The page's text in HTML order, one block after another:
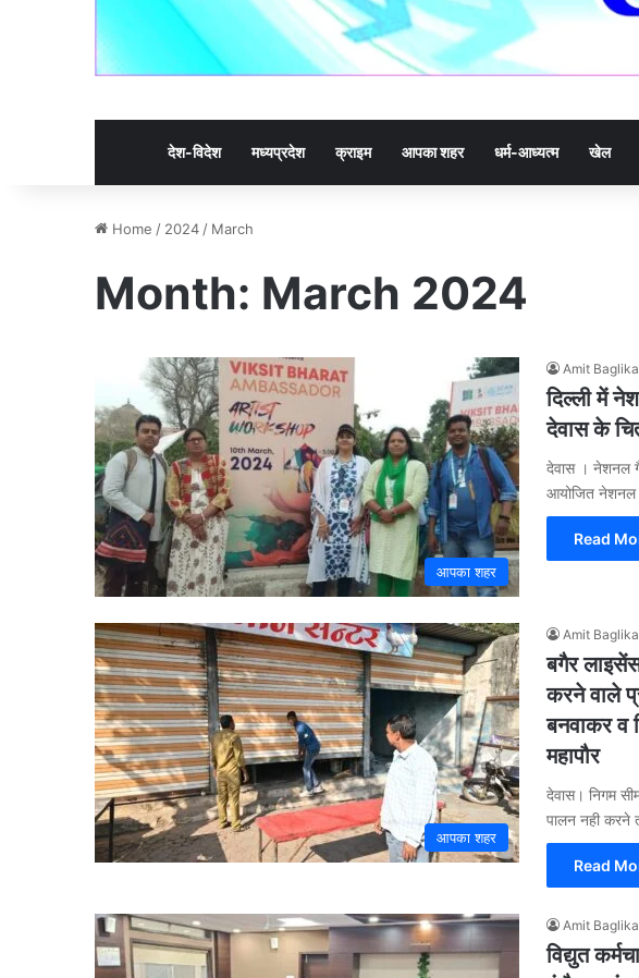
देश-विदेश मध्यप्रदेश क्राइम आपका शहर धर्म-आध्यत्म खेल
Home / 2024 / March
Month: March 2024
आपका शहर
Amit
दिल्ली में
देवास के
देवास । नेशनल
आयोजित नेशनल
Read
आपका शहर
Amit
बगैर
करने वाले
बनवाकर व
महापौर
देवास। निगम
पालन नही करने
Read
Amit
विद्युत